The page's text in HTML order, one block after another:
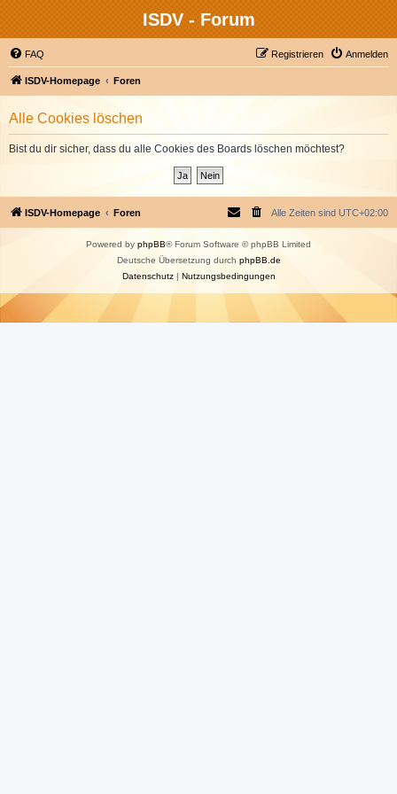
ISDV - Forum
FAQ Anmelden
Registrieren
ISDV-Homepage Foren
Alle Cookies löschen
Bist du dir sicher, dass du alle Cookies des Boards löschen möchtest?
ISDV-Homepage Foren Alle Zeiten sind UTC+02:00
Powered by phpBB® Forum Software © phpBB Limited
Deutsche Übersetzung durch phpBB.de
Datenschutz| Nutzungsbedingungen